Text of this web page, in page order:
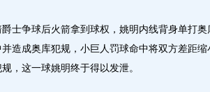
争球后火箭拿到球权，姚明内线背身单打奥
造成奥库犯规，小巨人罚球命中将双方差距
，这一球姚明终于得以发泄。